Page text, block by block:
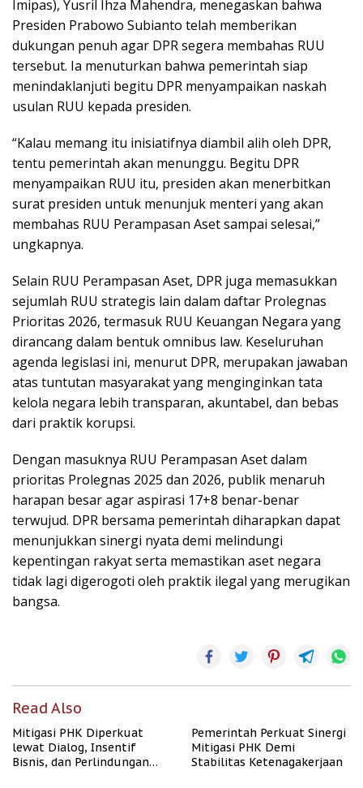
Imipas), Yusril Ihza Mahendra, menegaskan bahwa
Presiden Prabowo Subianto telah memberikan
dukungan penuh agar DPR segera membahas RUU
tersebut. Ia menuturkan bahwa pemerintah siap
menindaklanjuti begitu DPR menyampaikan naskah
usulan RUU kepada presiden.
“Kalau memang itu inisiatifnya diambil alih oleh DPR,
tentu pemerintah akan menunggu. Begitu DPR
menyampaikan RUU itu, presiden akan menerbitkan
surat presiden untuk menunjuk menteri yang akan
membahas RUU Perampasan Aset sampai selesai,”
ungkapnya.
Selain RUU Perampasan Aset, DPR juga memasukkan
sejumlah RUU strategis lain dalam daftar Prolegnas
Prioritas 2026, termasuk RUU Keuangan Negara yang
dirancang dalam bentuk omnibus law. Keseluruhan
agenda legislasi ini, menurut DPR, merupakan jawaban
atas tuntutan masyarakat yang menginginkan tata
kelola negara lebih transparan, akuntabel, dan bebas
dari praktik korupsi.
Dengan masuknya RUU Perampasan Aset dalam
prioritas Prolegnas 2025 dan 2026, publik menaruh
harapan besar agar aspirasi 17+8 benar-benar
terwujud. DPR bersama pemerintah diharapkan dapat
menunjukkan sinergi nyata demi melindungi
kepentingan rakyat serta memastikan aset negara
tidak lagi digerogoti oleh praktik ilegal yang merugikan
bangsa.
Read Also
Mitigasi PHK Diperkuat
lewat Dialog, Insentif
Bisnis, dan Perlindungan
Pemerintah Perkuat Sinergi
Mitigasi PHK Demi
Stabilitas Ketenagakerjaan